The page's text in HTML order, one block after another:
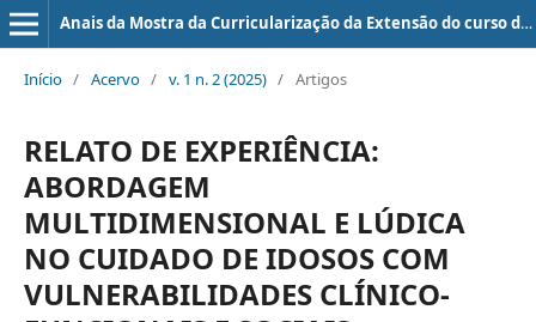
Anais da Mostra da Curricularização da Extensão do curso de Medicina da UniEVANGÉLICA
Início / Acervo / v. 1 n. 2 (2025) / Artigos
RELATO DE EXPERIÊNCIA:
ABORDAGEM
MULTIDIMENSIONAL E LÚDICA
NO CUIDADO DE IDOSOS COM
VULNERABILIDADES CLÍNICO-